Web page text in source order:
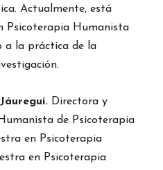
Actualmente, está
Psicoterapia Humanista
a la práctica de la
Directora y
de Psicoterapia
en Psicoterapia
en Psicoterapia